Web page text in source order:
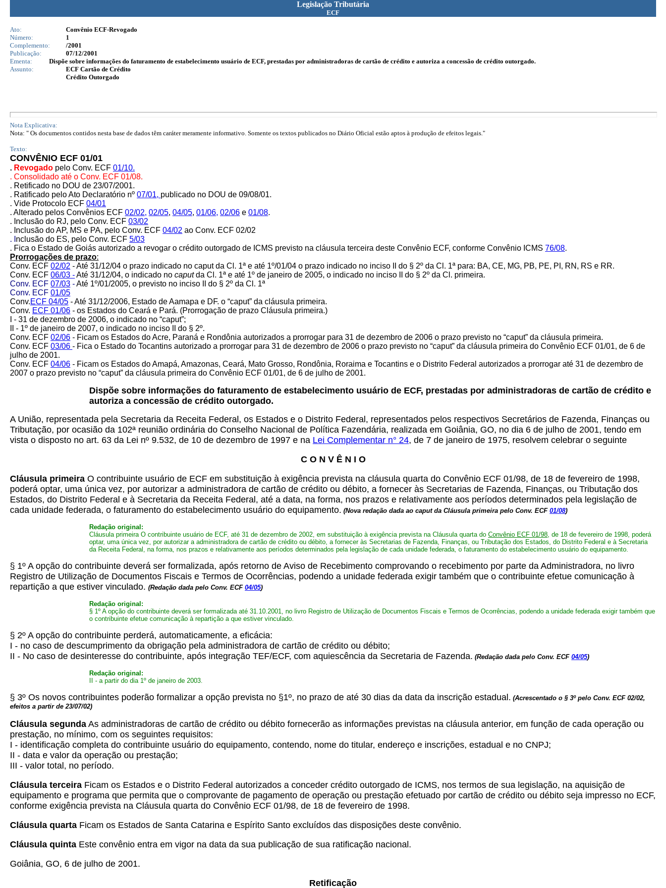
Legislação Tributária
ECF
Ato:
Convênio ECF-Revogado
Número:
1
Complemento:
/2001
Publicação:
07/12/2001
Ementa:
Dispõe sobre informações do faturamento de estabelecimento usuário de ECF, prestadas por administradoras de cartão de crédito e autoriza a concessão de crédito outorgado.
Assunto:
ECF Cartão de Crédito
Crédito Outorgado
Nota Explicativa:
Nota: " Os documentos contidos nesta base de dados têm caráter meramente informativo. Somente os textos publicados no Diário Oficial estão aptos à produção de efeitos legais."
Texto:
CONVÊNIO ECF 01/01
. Revogado pelo Conv. ECF 01/10.
. Consolidado até o Conv. ECF 01/08.
. Retificado no DOU de 23/07/2001.
. Ratificado pelo Ato Declaratório nº 07/01, publicado no DOU de 09/08/01.
. Vide Protocolo ECF 04/01
. Alterado pelos Convênios ECF 02/02, 02/05, 04/05, 01/06, 02/06 e 01/08.
. Inclusão do RJ, pelo Conv. ECF 03/02
. Inclusão do AP, MS e PA, pelo Conv. ECF 04/02 ao Conv. ECF 02/02
. I nclusão do ES, pelo Conv. ECF 5/03
. Fica o Estado de Goiás autorizado a revogar o crédito outorgado de ICMS previsto na cláusula terceira deste Convênio ECF, conforme Convênio ICMS 76/08.
Prorrogações de prazo:
Conv. ECF 02/02 - Até 31/12/04 o prazo indicado no caput da Cl. 1ª e até 1º/01/04 o prazo indicado no inciso II do § 2º da Cl. 1ª para: BA, CE, MG, PB, PE, PI, RN, RS e RR.
Conv. ECF 06/03 -Até 31/12/04, o indicado no caputda Cl. 1ª e até 1º de janeiro de 2005, o indicado no inciso II do § 2º da Cl. primeira.
Conv. ECF 07/03 -Até 1º/01/2005, o previsto no inciso II do § 2º da Cl. 1ª
Conv. ECF 01/05
Conv.ECF 04/05 - Até 31/12/2006, Estado de Aamapa e DF. o “caput” da cláusula primeira.
Conv. ECF 01/06 - os Estados do Ceará e Pará. (Prorrogação de prazo Cláusula primeira.)
I - 31 de dezembro de 2006, o indicado no “caput”;
II - 1º de janeiro de 2007, o indicado no inciso II do § 2º.
Conv. ECF 02/06 - Ficam os Estados do Acre, Paraná e Rondônia autorizados a prorrogar para 31 de dezembro de 2006 o prazo previsto no “caput” da cláusula primeira.
Conv. ECF 03/06 - Fica o Estado do Tocantins autorizado a prorrogar para 31 de dezembro de 2006 o prazo previsto no “caput” da cláusula primeira do Convênio ECF 01/01, de 6 de
julho de 2001.
Conv. ECF 04/06 - Ficam os Estados do Amapá, Amazonas, Ceará, Mato Grosso, Rondônia, Roraima e Tocantins e o Distrito Federal autorizados a prorrogar até 31 de dezembro de
2007 o prazo previsto no “caput” da cláusula primeira do Convênio ECF 01/01, de 6 de julho de 2001.
Dispõe sobre informações do faturamento de estabelecimento usuário de ECF, prestadas por administradoras de cartão de crédito e
autoriza a concessão de crédito outorgado.
A União, representada pela Secretaria da Receita Federal, os Estados e o Distrito Federal, representados pelos respectivos Secretários de Fazenda, Finanças ou
Tributação, por ocasião da 102ª reunião ordinária do Conselho Nacional de Política Fazendária, realizada em Goiânia, GO, no dia 6 de julho de 2001, tendo em
vista o disposto no art. 63 da Lei nº 9.532, de 10 de dezembro de 1997 e na Lei Complementar n° 24, de 7 de janeiro de 1975, resolvem celebrar o seguinte
C O N V Ê N I O
Cláusula primeira O contribuinte usuário de ECF em substituição à exigência prevista na cláusula quarta do Convênio ECF 01/98, de 18 de fevereiro de 1998,
poderá optar, uma única vez, por autorizar a administradora de cartão de crédito ou débito, a fornecer às Secretarias de Fazenda, Finanças, ou Tributação dos
Estados, do Distrito Federal e à Secretaria da Receita Federal, até a data, na forma, nos prazos e relativamente aos períodos determinados pela legislação de
cada unidade federada, o faturamento do estabelecimento usuário do equipamento. (Nova redação dada ao caput da Cláusula primeira pelo Conv. ECF 01/08)
Redação original:
Cláusula primeira O contribuinte usuário de ECF, até 31 de dezembro de 2002, em substituição à exigência prevista na Cláusula quarta do Convênio ECF 01/98, de 18 de fevereiro de 1998, poderá
optar, uma única vez, por autorizar a administradora de cartão de crédito ou débito, a fornecer às Secretarias de Fazenda, Finanças, ou Tributação dos Estados, do Distrito Federal e à Secretaria
da Receita Federal, na forma, nos prazos e relativamente aos períodos determinados pela legislação de cada unidade federada, o faturamento do estabelecimento usuário do equipamento.
§ 1º A opção do contribuinte deverá ser formalizada, após retorno de Aviso de Recebimento comprovando o recebimento por parte da Administradora, no livro
Registro de Utilização de Documentos Fiscais e Termos de Ocorrências, podendo a unidade federada exigir também que o contribuinte efetue comunicação à
repartição a que estiver vinculado. (Redação dada pelo Conv. ECF 04/05)
Redação original:
§ 1º A opção do contribuinte deverá ser formalizada até 31.10.2001, no livro Registro de Utilização de Documentos Fiscais e Termos de Ocorrências, podendo a unidade federada exigir também que
o contribuinte efetue comunicação à repartição a que estiver vinculado.
§ 2º A opção do contribuinte perderá, automaticamente, a eficácia:
I - no caso de descumprimento da obrigação pela administradora de cartão de crédito ou débito;
II - No caso de desinteresse do contribuinte, após integração TEF/ECF, com aquiescência da Secretaria de Fazenda. (Redação dada pelo Conv. ECF 04/05)
Redação original:
II - a partir do dia 1º de janeiro de 2003.
§ 3º Os novos contribuintes poderão formalizar a opção prevista no §1º, no prazo de até 30 dias da data da inscrição estadual. (Acrescentado o § 3º pelo Conv. ECF 02/02,
efeitos a partir de 23/07/02)
Cláusula segunda As administradoras de cartão de crédito ou débito fornecerão as informações previstas na cláusula anterior, em função de cada operação ou
prestação, no mínimo, com os seguintes requisitos:
I - identificação completa do contribuinte usuário do equipamento, contendo, nome do titular, endereço e inscrições, estadual e no CNPJ;
II - data e valor da operação ou prestação;
III - valor total, no período.
Cláusula terceira Ficam os Estados e o Distrito Federal autorizados a conceder crédito outorgado de ICMS, nos termos de sua legislação, na aquisição de
equipamento e programa que permita que o comprovante de pagamento de operação ou prestação efetuado por cartão de crédito ou débito seja impresso no ECF,
conforme exigência prevista na Cláusula quarta do Convênio ECF 01/98, de 18 de fevereiro de 1998.
Cláusula quarta Ficam os Estados de Santa Catarina e Espírito Santo excluídos das disposições deste convênio.
Cláusula quinta Este convênio entra em vigor na data da sua publicação de sua ratificação nacional.
Goiânia, GO, 6 de julho de 2001.
Retificação